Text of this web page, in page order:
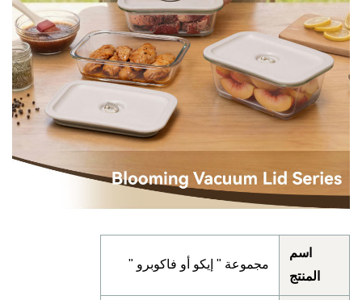
المنتج
مجموعة " إيكو أو فاكوبرو "